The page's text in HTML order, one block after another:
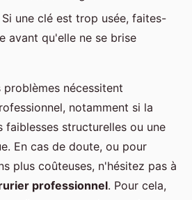
Si une clé est trop usée, faites-
avant qu'elle ne se brise
nécessitent
notamment si la
faiblesses structurelles ou une
En cas de doute, ou pour
plus coûteuses, n'hésitez pas à
professionnel. Pour cela,